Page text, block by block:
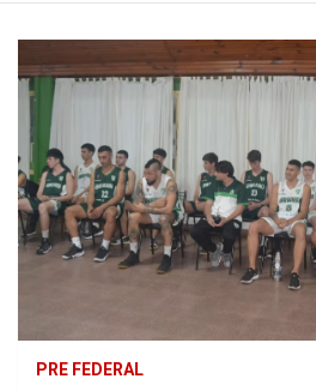
PRE FEDERAL